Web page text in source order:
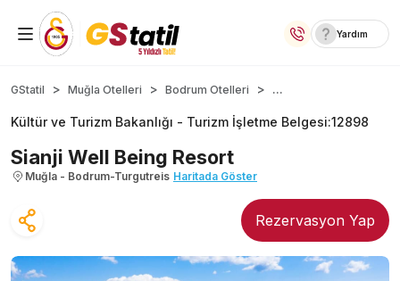
Yurt İçi Oteller
Temalı Oteller
Kıbrıs Otelleri
Taraftar Otelleri
Yurt Dışı Turlar
Yardım
GStatil Muğla Otelleri Bodrum Otelleri ...
Kültür ve Turizm Bakanlığı - Turizm İşletme Belgesi:12898
Sianji Well Being Resort
Muğla - Bodrum-Turgutreis Haritada Göster
Rezervasyon Yap